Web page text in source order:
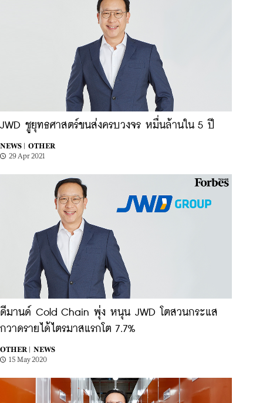
JWD ชูยุทธศาสตร์ขนส่งครบวงจร หมื่นล้านใน 5 ปี
NEWS |
OTHER
29 Apr 2021
ดีมานด์ Cold Chain พุ่ง หนุน JWD โตสวนกระแส
กวาดรายได้ไตรมาสแรกโต 7.7%
OTHER |
NEWS
15 May 2020